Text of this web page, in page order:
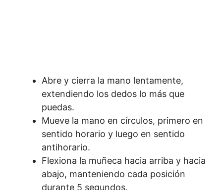
Abre y cierra la mano lentamente,
extendiendo los dedos lo más que
puedas.
Mueve la mano en círculos, primero en
sentido horario y luego en sentido
antihorario.
Flexiona la muñeca hacia arriba y hacia
abajo, manteniendo cada posición
durante 5 segundos.